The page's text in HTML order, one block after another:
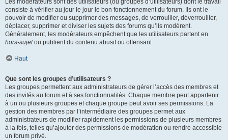
Les modérateurs sont des utilisateurs (ou groupes d’utilisateurs) dont le travail
consiste à vérifier au jour le jour le bon fonctionnement du forum. Ils ont le
pouvoir de modifier ou supprimer des messages, de verrouiller, déverrouiller,
déplacer, supprimer et diviser les sujets des forums qu’ils modèrent.
Généralement, les modérateurs empêchent que les utilisateurs partent en
hors-sujetou publient du contenu abusif ou offensant.
Haut
Que sont les groupes d’utilisateurs ?
Les groupes permettent aux administrateurs de gérer l’accès des membres et
des invités au forum et à ses fonctionnalités. Chaque membre peut appartenir
à un ou plusieurs groupes et chaque groupe peut avoir ses permissions. La
gestion des membres par l’intermédiaire des groupes permet aux
administrateurs de modifier rapidement les permissions de plusieurs membres
à la fois, telles qu’ajouter des permissions de modération ou rendre accessible
un forum privé.